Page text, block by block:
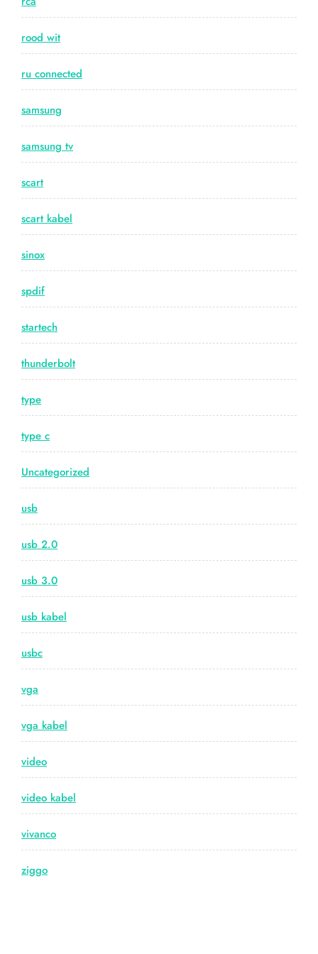
rood wit
ru connected
samsung
samsung tv
scart
scart kabel
sinox
spdif
startech
thunderbolt
type
type c
Uncategorized
usb
usb 2.0
usb 3.0
usb kabel
usbc
vga
vga kabel
video
video kabel
vivanco
ziggo